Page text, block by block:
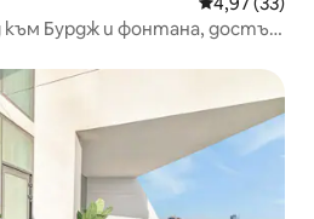
към Бурдж и фонтана, достъп